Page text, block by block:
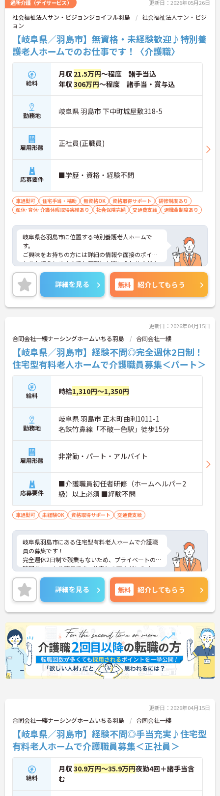
通所介護（デイサービス） 更新日：2026年05月26日
社会福祉法人サン・ビジョンジョイフル羽島
社会福祉法人サン・ビジ
ョン
【岐阜県／羽島市】無資格・未経験歓迎♪特別養
護老人ホームでのお仕事です！〈介護職〉
給料
月収 21.5万円～程度 諸手当込
年収306万円～程度 諸手当・賞与込
勤務地 岐阜県 羽島市 下中町城屋敷318-5
雇用形態 正社員(正職員)
応募要件 ■学歴・資格・経験不問
車通勤可 住宅手当・補助 無資格OK 資格取得サポート
研修制度あり
産休･育休･介護休暇取得実績あり
社会保険完備 交通費支給 退職金制度あり
岐阜県各羽島市に位置する特別養護老人ホームで
す。
ご興味をお持ちの方には詳細の情報や面接のポイン
トをお伝えしますのでお気軽にお問い合わせくださ
いませ。
詳細を見る 無料 紹介してもらう
更新日：2026年04月15日
合同会社一縷ナーシングホームいちる羽島 合同会社一縷
【岐阜県／羽島市】経験不問◎完全週休2日制！
住宅型有料老人ホームで介護職員募集＜パート＞
給料 時給1,310円～1,350円
勤務地
岐阜県 羽島市 正木町曲利1011-1
名鉄竹鼻線「不破一色駅」徒歩15分
雇用形態 非常勤・パート・アルバイト
応募要件
■介護職員初任者研修（ホームヘルパー2
級）以上必須 ■経験不問
車通勤可 未経験OK 資格取得サポート 交通費支給
岐阜県羽島市にある住宅型有料老人ホームで介護職
員の募集です！
完全週休2日制で残業もないため、プライベートの
時間をしっかり確保でき、仕事との両立がしやすい
職場です◎
また、昇給ありであなたの頑張りがしっかり評価さ
れ、やりがいをもってお仕事ができます♪
ご興味ある方は面接ポイントをお伝えしますので、
お気軽にご連絡ください。
詳細を見る 無料 紹介してもらう
更新日：2026年04月15日
合同会社一縷ナーシングホームいちる羽島 合同会社一縷
【岐阜県／羽島市】経験不問◎手当充実♪住宅型
有料老人ホームで介護職員募集＜正社員＞
給料
月収30.9万円～35.9万円夜勤4回＋諸手当含
む